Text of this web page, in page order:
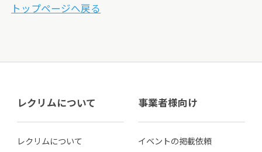
トップページへ戻る
レクリムについて
レクリムについて
事業者様向け
イベントの掲載依頼